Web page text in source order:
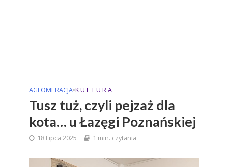
AGLOMERACJA•K U L T U R A
Tusz tuż, czyli pejzaż dla
kota… u Łazęgi Poznańskiej
18 Lipca 2025 1 min. czytania